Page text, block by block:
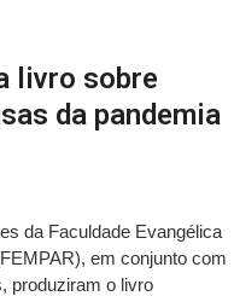
livro sobre
da pandemia
da Faculdade Evangélica
em conjunto com
produziram o livro